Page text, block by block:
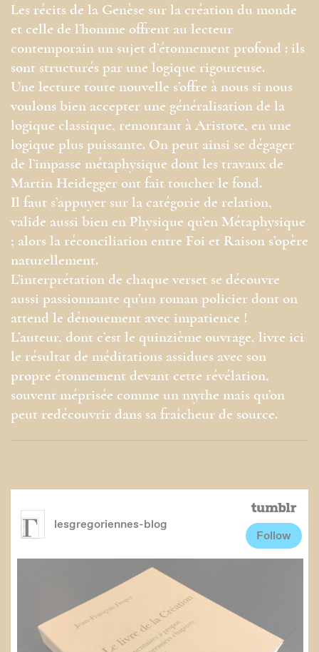
Les récits de la Genèse sur la création du monde
et celle de l’homme offrent au lecteur
contemporain un sujet d’étonnement profond : ils
sont structurés par une logique rigoureuse.
Une lecture toute nouvelle s’offre à nous si nous
voulons bien accepter une généralisation de la
logique classique, remontant à Aristote, en une
logique plus puissante. On peut ainsi se dégager
de l’impasse métaphysique dont les travaux de
Martin Heidegger ont fait toucher le fond.
Il faut s’appuyer sur la catégorie de relation,
valide aussi bien en Physique qu’en Métaphysique
; alors la réconciliation entre Foi et Raison s’opère
naturellement.
L’interprétation de chaque verset se découvre
aussi passionnante qu’un roman policier dont on
attend le dénouement avec impatience !
L’auteur, dont c’est le quinzième ouvrage, livre ici
le résultat de méditations assidues avec son
propre étonnement devant cette révélation,
souvent méprisée comme un mythe mais qu’on
peut redécouvrir dans sa fraîcheur de source.